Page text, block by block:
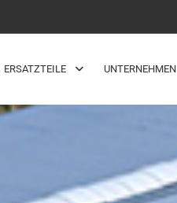
ERSATZTEILE UNTERNEHMEN